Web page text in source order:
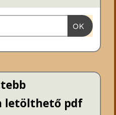
OK
letölthető pdf